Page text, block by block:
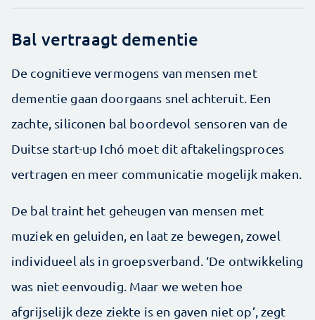
Bal vertraagt dementie
De cognitieve vermogens van mensen met
dementie gaan doorgaans snel achteruit. Een
zachte, siliconen bal boordevol sensoren van de
Duitse start-up Ichó moet dit aftakelings­proces
vertragen en meer communicatie mogelijk maken.
De bal traint het geheugen van mensen met
muziek en geluiden, en laat ze bewegen, zowel
individueel als in groeps­verband. ‘De ontwikkeling
was niet eenvoudig. Maar we weten hoe
afgrijselijk deze ziekte is en gaven niet op’, zegt